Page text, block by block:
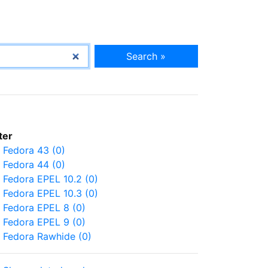
Search »
Fedora 43 (0)
Fedora 44 (0)
Fedora EPEL 10.2 (0)
Fedora EPEL 10.3 (0)
Fedora EPEL 8 (0)
Fedora EPEL 9 (0)
Fedora Rawhide (0)